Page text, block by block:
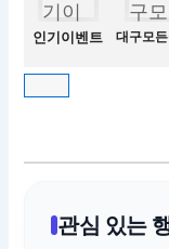
인기이벤트 대구모
관심 있는